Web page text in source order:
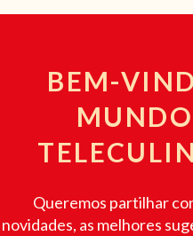
BEM-
Queremos partilhar
novidades, as melhores